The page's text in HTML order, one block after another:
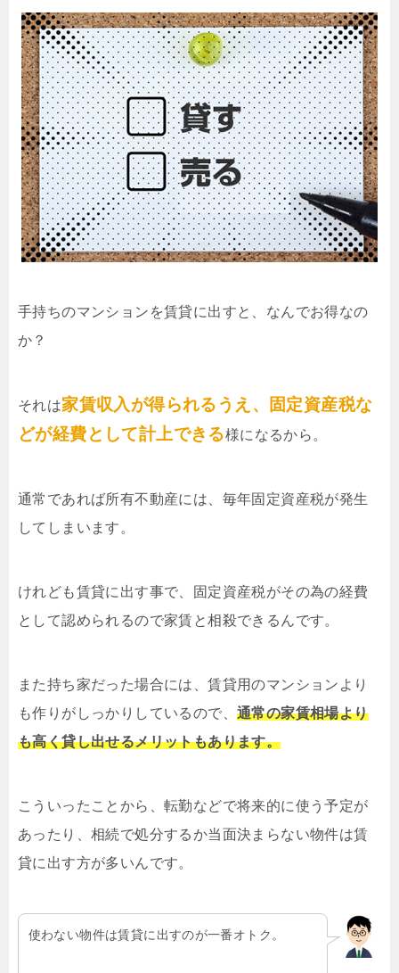
手持ちのマンションを賃貸に出すと、なんでお得なの
か？
それは家賃収入が得られるうえ、固定資産税な
どが経費として計上できる様になるから。
通常であれば所有不動産には、毎年固定資産税が発生
してしまいます。
けれども賃貸に出す事で、固定資産税がその為の経費
として認められるので家賃と相殺できるんです。
また持ち家だった場合には、賃貸用のマンションより
も作りがしっかりしているので、 通常の家賃相場より
も高く貸し出せるメリットもあります。
こういったことから、転勤などで将来的に使う予定が
あったり、相続で処分するか当面決まらない物件は賃
貸に出す方が多いんです。
使わない物件は賃貸に出すのが一番オトク。